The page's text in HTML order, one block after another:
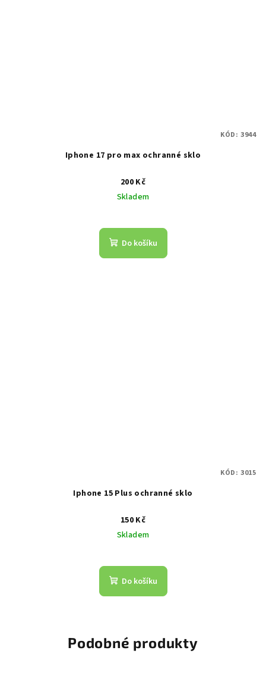
Iphone 17 pro max ochranné sklo
200 Kč
Skladem
Do košíku
KÓD: 3944
Iphone 15 Plus ochranné sklo
150 Kč
Skladem
Do košíku
KÓD: 3015
Podobné produkty